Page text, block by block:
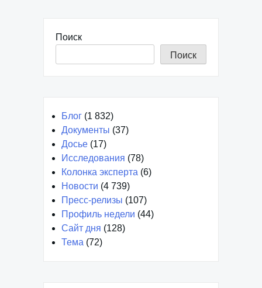
Поиск
Поиск
Блог (1 832)
Документы (37)
Досье (17)
Исследования (78)
Колонка эксперта (6)
Новости (4 739)
Пресс-релизы (107)
Профиль недели (44)
Сайт дня (128)
Тема (72)